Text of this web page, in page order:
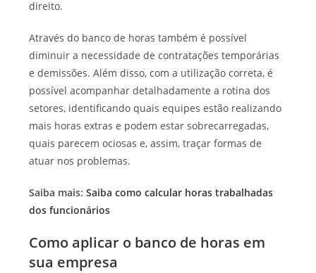
direito.
Através do banco de horas também é possível
diminuir a necessidade de contratações temporárias
e demissões.Além disso, com a utilização correta, é
possível acompanhar detalhadamente a rotina dos
setores, identificando quais equipes estão realizando
mais horas extras e podem estar sobrecarregadas,
quais parecem ociosas e, assim, traçar formas de
atuar nos problemas.
Saiba mais:Saiba como calcular horas trabalhadas
dos funcionários
Como aplicar o banco de horas em
sua empresa